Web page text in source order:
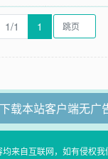
1/1 1
载本站客户端无广
来自互联网，如有侵权我